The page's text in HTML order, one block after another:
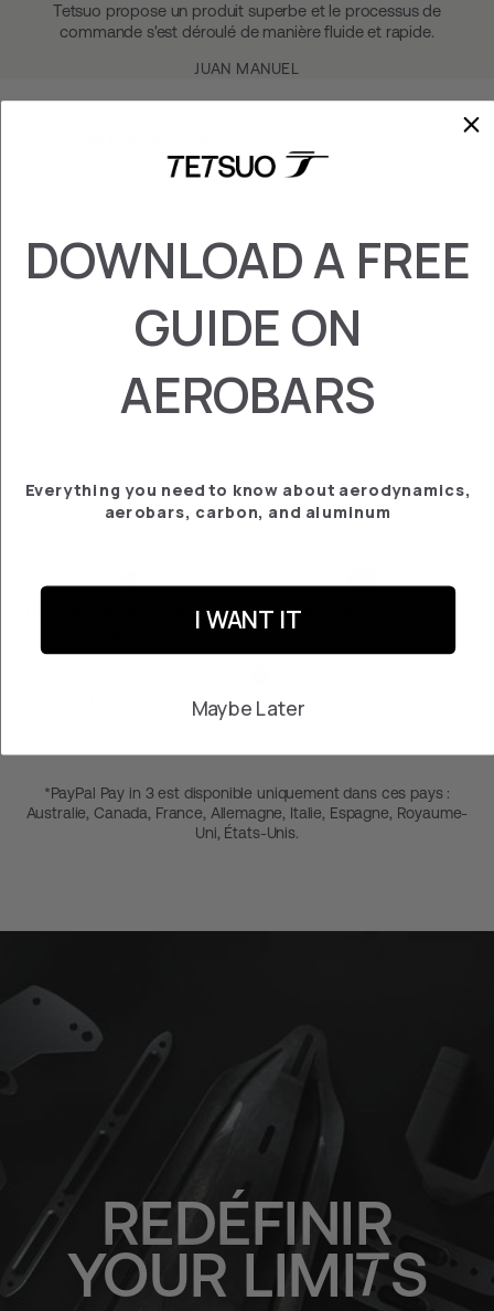
Tetsuo propose un produit superbe et le processus de
commande s'est déroulé de manière fluide et rapide.
JUAN MANUEL
ADAPTATEUR DE
CONCEPTION DE
Retours gratuits sous 30
Garantie de 2 ans
Payez en 3 mois à 0 % avec PayPal*
*PayPal Pay in 3 est disponible uniquement dans ces pays :
Australie, Canada, France, Allemagne, Italie, Espagne, Royaume-
Uni, États-Unis.
REDÉFINIR
YOUR LIMI S
DOWNLOAD A FREE
GUIDE ON
AEROBARS
Everything you need to know about aerodynamics,
aerobars, carbon, and aluminum
I WANT IT
Maybe Later